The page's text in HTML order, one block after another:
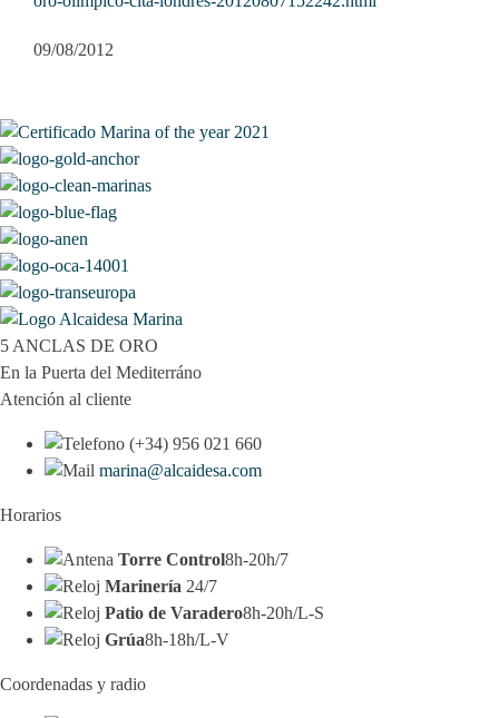
09/08/2012
5 ANCLAS DE ORO
En la Puerta del Mediterráno
Atención al cliente
(+34) 956 021 660
marina@alcaidesa.com
Horarios
Torre Control8h-20h/7
Marinería 24/7
Patio de Varadero8h-20h/L-S
Grúa8h-18h/L-V
Coordenadas y radio